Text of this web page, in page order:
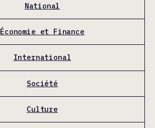
National
Économie et Finance
International
Société
Culture